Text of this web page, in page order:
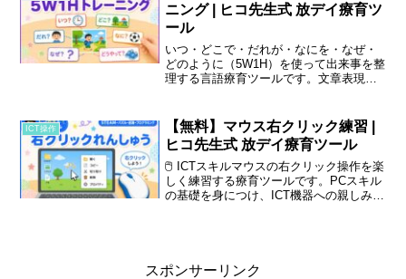
ニング | ヒコ先生式 放デイ療育ツ
ール
いつ・どこで・だれが・なにを・なぜ・
どのように（5W1H）を使って出来事を整
理する言語療育ツールです。文章表現力
ICT操作
【無料】マウス右クリック練習 |
ヒコ先生式 放デイ療育ツール
🖱️ ICTスキルマウスの右クリック操作を楽
しく練習する療育ツールです。PCスキル
の基礎を身につけ、ICT機器への親しみと
スポンサーリンク